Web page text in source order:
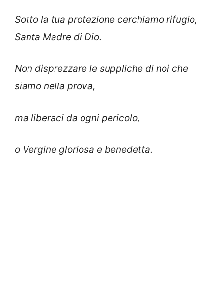
Sotto la tua protezione cerchiamo rifugio,
Santa Madre di Dio.
Non disprezzare le suppliche di noi che
siamo nella prova,
ma liberaci da ogni pericolo,
o Vergine gloriosa e benedetta.